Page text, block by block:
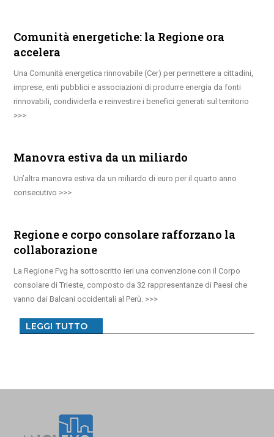
Comunità energetiche: la Regione ora
accelera
Una Comunità energetica rinnovabile (Cer) per permettere a cittadini,
imprese, enti pubblici e associazioni di produrre energia da fonti
rinnovabili, condividerla e reinvestire i benefici generati sul territorio
Manovra estiva da un miliardo
Un’altra manovra estiva da un miliardo di euro per il quarto anno
consecutivo
Regione e corpo consolare rafforzano la
collaborazione
La Regione Fvg ha sottoscritto ieri una convenzione con il Corpo
consolare di Trieste, composto da 32 rappresentanze di Paesi che
vanno dai Balcani occidentali al Perù.
LEGGI TUTTO